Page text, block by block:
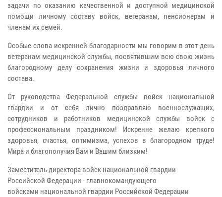
задачи по оказанию качественной и доступной медицинской
помощи личному составу войск, ветеранам, пенсионерам и
членам их семей.
Особые слова искренней благодарности мы говорим в этот день
ветеранам медицинской службы, посвятившим всю свою жизнь
благородному делу сохранения жизни и здоровья личного
состава.
От руководства Федеральной службы войск национальной
гвардии и от себя лично поздравляю военнослужащих,
сотрудников и работников медицинской службы войск с
профессиональным праздником! Искренне желаю крепкого
здоровья, счастья, оптимизма, успехов в благородном труде!
Мира и благополучия Вам и Вашим близким!
Заместитель директора войск национальной гвардии
Российской Федерации - главнокомандующего
войсками национальной гвардии Российской Федерации